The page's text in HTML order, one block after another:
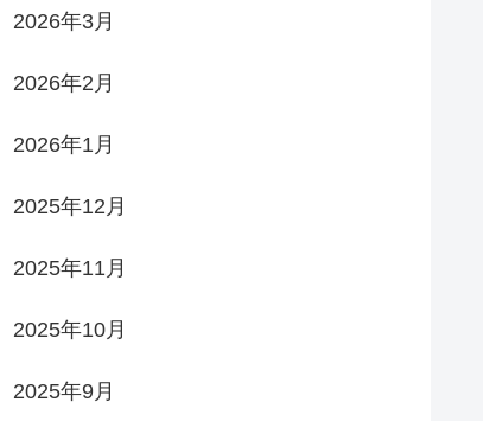
2026年3月
2026年2月
2026年1月
2025年12月
2025年11月
2025年10月
2025年9月